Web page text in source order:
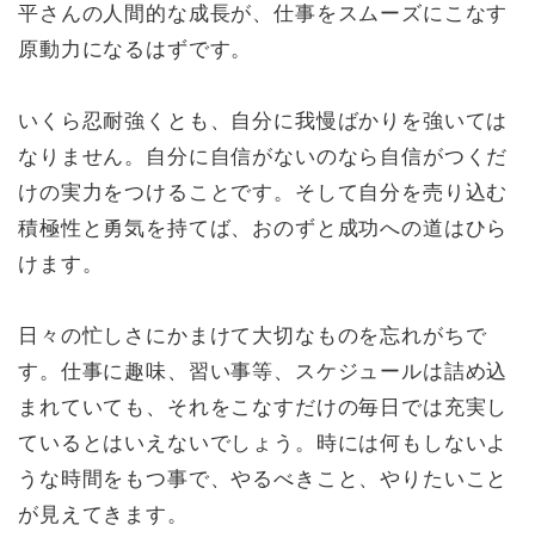
平さんの人間的な成長が、仕事をスムーズにこなす
原動力になるはずです。
いくら忍耐強くとも、自分に我慢ばかりを強いては
なりません。自分に自信がないのなら自信がつくだ
けの実力をつけることです。そして自分を売り込む
積極性と勇気を持てば、おのずと成功への道はひら
けます。
日々の忙しさにかまけて大切なものを忘れがちで
す。仕事に趣味、習い事等、スケジュールは詰め込
まれていても、それをこなすだけの毎日では充実し
ているとはいえないでしょう。時には何もしないよ
うな時間をもつ事で、やるべきこと、やりたいこと
が見えてきます。